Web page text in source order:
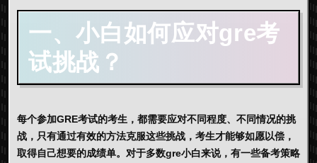
一、小白如何应对gre考
试挑战？
每个参加GRE考试的考生，都需要应对不同程度、不同情况的挑
战，只有通过有效的方法克服这些挑战，考生才能够如愿以偿，
取得自己想要的成绩单。对于多数gre小白来说，有一些备考策略